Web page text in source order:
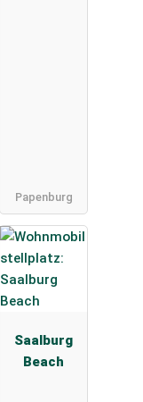
Papenburg
Saalburg
Beach